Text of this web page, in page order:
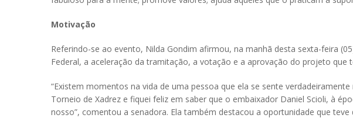
Motivação
Referindo-se ao evento, Nilda Gondim afirmou, na manhã desta sexta-feira
Federal, a aceleração da tramitação, a votação e a aprovação do projeto
“Existem momentos na vida de uma pessoa que ela se sente
Torneio de Xadrez e fiquei feliz em saber que o embaixador Daniel Scioli, à
nosso”, comentou a senadora. Ela também destacou a oportunidade que